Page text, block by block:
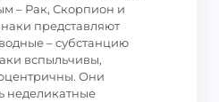
– Рак, Скорпион и
представляют
– субстанцию
вспыльчивы,
Они
неделикатные